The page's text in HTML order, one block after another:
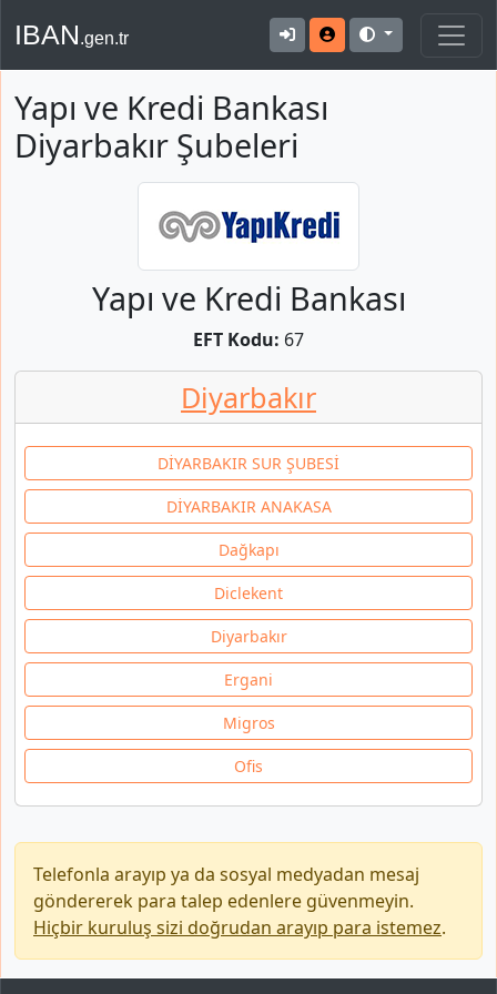
IBAN.gen.tr
Yapı ve Kredi Bankası
Diyarbakır Şubeleri
Yapı ve Kredi Bankası
EFT Kodu: 67
Diyarbakır
DİYARBAKIR SUR ŞUBESİ
DİYARBAKIR ANAKASA
Dağkapı
Diclekent
Diyarbakır
Ergani
Migros
Ofis
Telefonla arayıp ya da sosyal medyadan mesaj
göndererek para talep edenlere güvenmeyin.
Hiçbir kuruluş sizi doğrudan arayıp para istemez.